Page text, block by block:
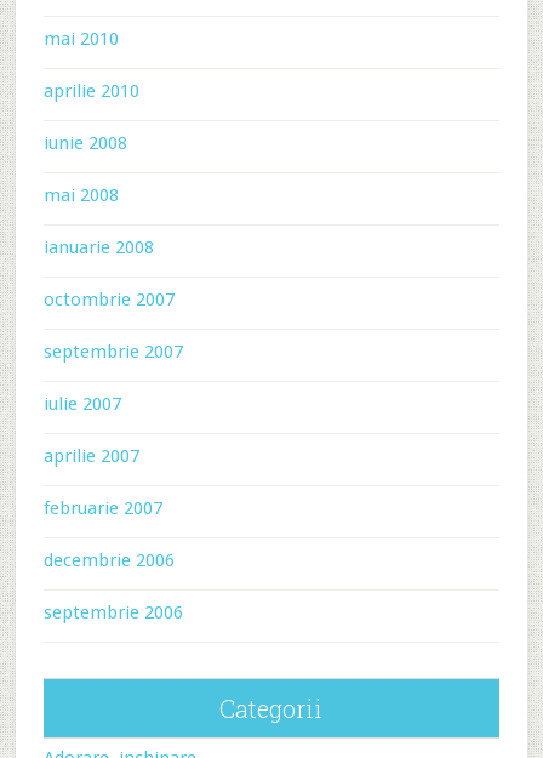
mai 2010
aprilie 2010
iunie 2008
mai 2008
ianuarie 2008
octombrie 2007
septembrie 2007
iulie 2007
aprilie 2007
februarie 2007
decembrie 2006
septembrie 2006
Categorii